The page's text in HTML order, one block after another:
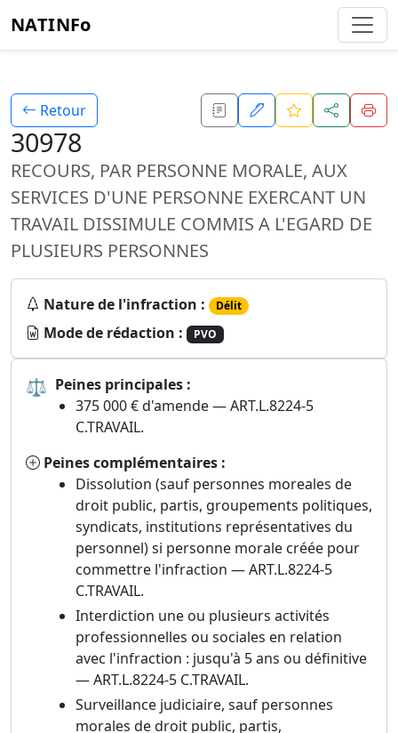
NATINFo
Retour
30978
RECOURS, PAR PERSONNE MORALE, AUX
SERVICES D'UNE PERSONNE EXERCANT UN
TRAVAIL DISSIMULE COMMIS A L'EGARD DE
PLUSIEURS PERSONNES
Nature de l'infraction : Délit
Mode de rédaction : PVO
⚖ Peines principales :
375 000 € d'amende — ART.L.8224-5
C.TRAVAIL.
Peines complémentaires :
Dissolution (sauf personnes moreales de
droit public, partis, groupements politiques,
syndicats, institutions représentatives du
personnel) si personne morale créée pour
commettre l'infraction — ART.L.8224-5
C.TRAVAIL.
Interdiction une ou plusieurs activités
professionnelles ou sociales en relation
avec l'infraction : jusqu'à 5 ans ou définitive
— ART.L.8224-5 C.TRAVAIL.
Surveillance judiciaire, sauf personnes
morales de droit public, partis,